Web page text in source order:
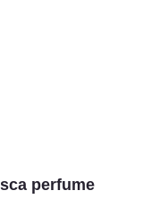
perfume